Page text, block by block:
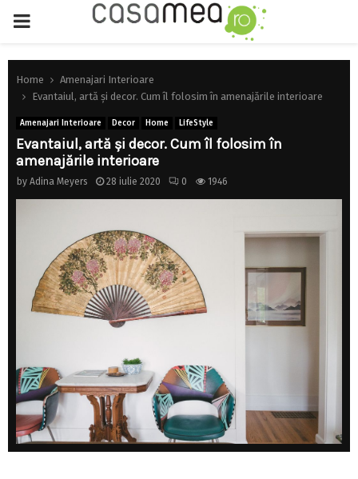
PRIMARY
MENU
Home
Amenajari Interioare
Evantaiul, artă și decor. Cum îl folosim în amenajările interioare
Amenajari Interioare Decor Home LifeStyle
Evantaiul, artă și decor. Cum îl folosim în
amenajările interioare
by Adina Meyers 28 iulie 2020 0 1946